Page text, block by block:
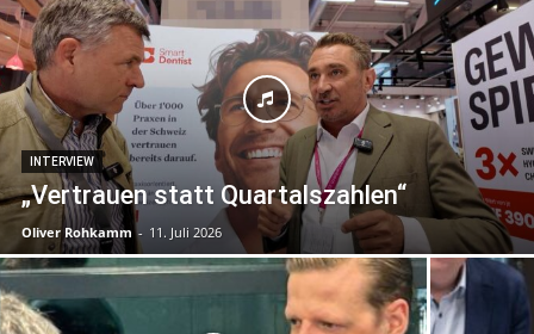
INTERVIEW
„Vertrauen statt Quartalszahlen“
Oliver Rohkamm - 11. Juli 2026